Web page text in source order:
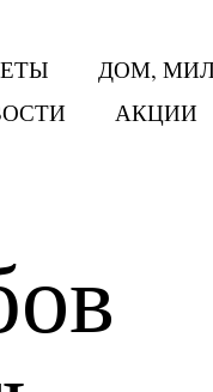
и МО
ДОМ,
АКЦИИ